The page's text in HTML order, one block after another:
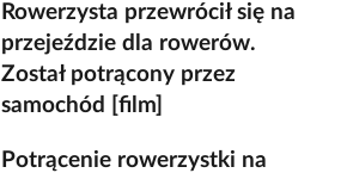
Rowerzysta przewrócił się na
przejeździe dla rowerów.
Został potrącony przez
samochód [film]
Potrącenie rowerzystki na